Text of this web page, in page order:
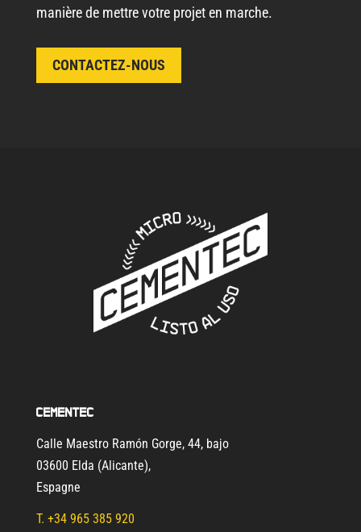
manière de mettre votre projet en marche.
CONTACTEZ-NOUS
Cementec
Calle Maestro Ramón Gorge, 44, bajo
03600 Elda (Alicante),
Espagne
T. +34 965 385 920